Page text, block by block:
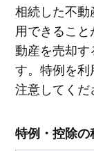
相続した不
用できるこ
動産を売却す
す。特例を
注意してくだ
特例・控除